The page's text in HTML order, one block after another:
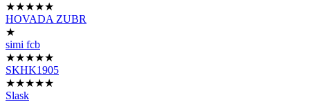
★★★★★
HOVADA ZUBR
★
simi fcb
★★★★★
SKHK1905
★★★★★
Slask